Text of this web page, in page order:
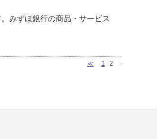
みずほ銀行の商品・サービス
≪ 1 2 ≫